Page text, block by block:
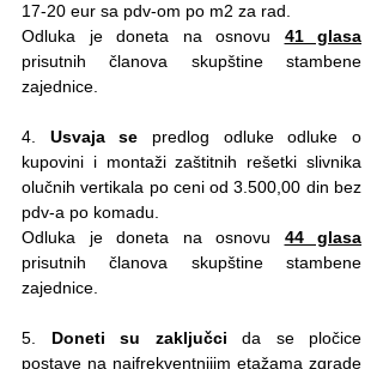
17-20 eur sa pdv-om po m2 za rad.
Odluka je doneta na osnovu 41 glasa
prisutnih članova skupštine stambene
zajednice.
4. Usvaja se predlog odluke odluke o
kupovini i montaži zaštitnih rešetki slivnika
olučnih vertikala po ceni od 3.500,00 din bez
pdv-a po komadu.
Odluka je doneta na osnovu 44 glasa
prisutnih članova skupštine stambene
zajednice.
5. Doneti su zaključci da se pločice
postave na najfrekventnijim etažama zgrade